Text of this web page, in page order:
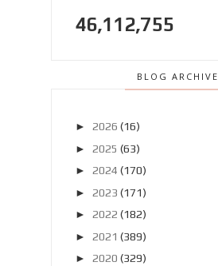
46,112,755
BLOG ARCHIVE
► 2026 (16)
► 2025 (63)
► 2024 (170)
► 2023 (171)
► 2022 (182)
► 2021 (389)
► 2020 (329)